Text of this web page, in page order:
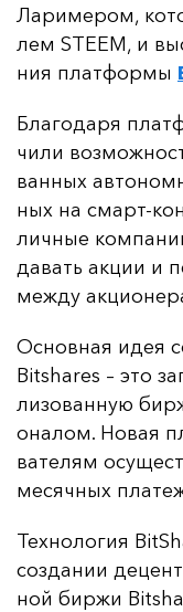
Ла­ри­ме­ром,
лем STEEM, и
ния плат­фор­мы
Бла­го­да­ря
чи­ли
ван­ных
ных на смарт-
лич­ные
да­вать ак­ции и
меж­ду
Ос­нов­ная идея
Bitshares – это
ли­зо­ван­ную
она­лом. Но­вая
ва­те­лям
ме­сяч­ных
Тех­но­ло­гия
соз­да­нии
ной бир­жи